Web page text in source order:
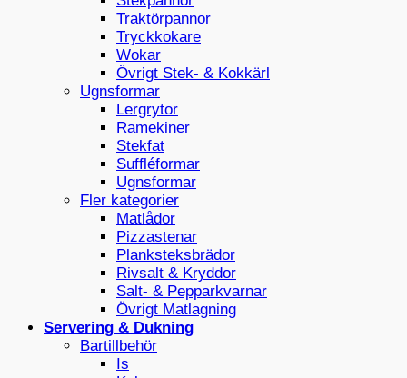
Traktörpannor
Tryckkokare
Wokar
Övrigt Stek- & Kokkärl
Ugnsformar
Lergrytor
Ramekiner
Stekfat
Suffléformar
Ugnsformar
Fler kategorier
Matlådor
Pizzastenar
Planksteksbrädor
Rivsalt & Kryddor
Salt- & Pepparkvarnar
Övrigt Matlagning
Servering & Dukning
Bartillbehör
Is